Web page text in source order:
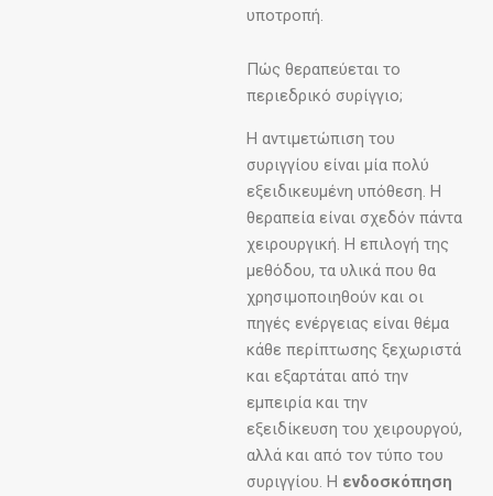
υποτροπή.
Πώς θεραπεύεται το
περιεδρικό συρίγγιο;
Η αντιμετώπιση του
συριγγίου είναι μία πολύ
εξειδικευμένη υπόθεση. Η
θεραπεία είναι σχεδόν πάντα
χειρουργική. Η επιλογή της
μεθόδου, τα υλικά που θα
χρησιμοποιηθούν και οι
πηγές ενέργειας είναι θέμα
κάθε περίπτωσης ξεχωριστά
και εξαρτάται από την
εμπειρία και την
εξειδίκευση του χειρουργού,
αλλά και από τον τύπο του
συριγγίου. Η ενδοσκόπηση